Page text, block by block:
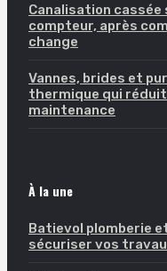
Canalisation cassée
compteur, après
change
Vannes, brides et
thermique qui
maintenance
À la une
Batievol plomberie
sécuriser vos